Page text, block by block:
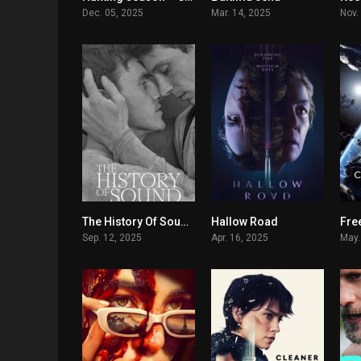
Dec. 05, 2025 Mar. 14, 2025
6.9
The History Of Sound – Sulle note di un amore
Sep. 12, 2025
Hallow Road
Apr. 16, 2025